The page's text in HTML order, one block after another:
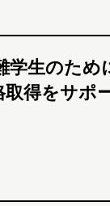
学生のため
得をサポ